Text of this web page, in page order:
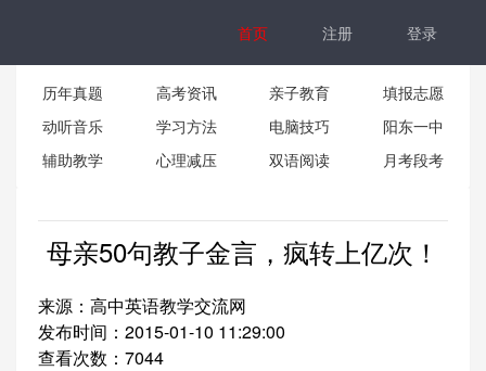
首页 注册 登录
历年真题 高考资讯 亲子教育
填报志愿
动听音乐
学习方法 电脑技巧
阳东一中
辅助教学
心理减压 双语阅读 月考段考
母亲50句教子金言，疯转上亿次！
来源：高中英语教学交流网
发布时间：2015-01-10 11:29:00
查看次数： 7044